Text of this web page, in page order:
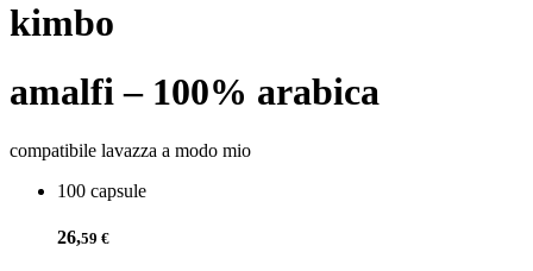
kimbo
amalfi – 100% arabica
compatibile lavazza a modo mio
100 capsule
26,59 €